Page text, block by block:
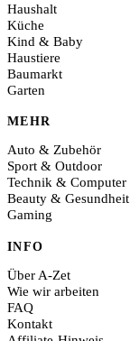
Haushalt
Küche
Kind & Baby
Haustiere
Baumarkt
Garten
MEHR
Auto & Zubehör
Sport & Outdoor
Technik & Computer
Beauty & Gesundheit
Gaming
INFO
Über A-Zet
Wie wir arbeiten
FAQ
Kontakt